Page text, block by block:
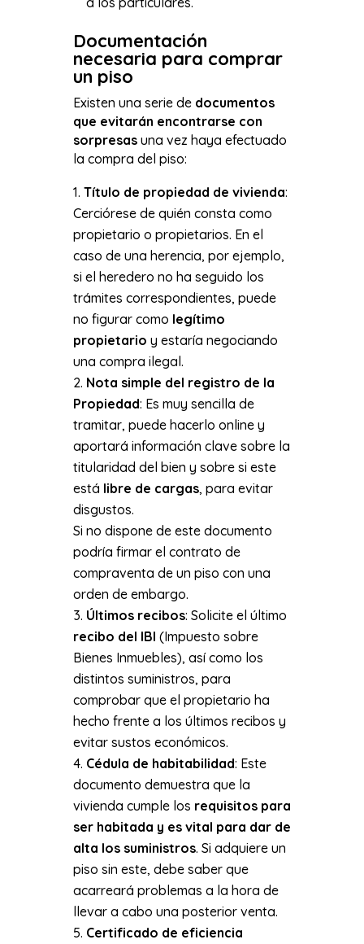
Documentación
necesaria para comprar
un piso
Existen una serie de documentos
que evitarán encontrarse con
sorpresasuna vez haya efectuado
la compra del piso:
Título de propiedad de vivienda:
Cerciórese de quién consta como
propietario o propietarios. En el
caso de una herencia, por ejemplo,
si el heredero no ha seguido los
trámites correspondientes, puede
no figurar como legítimo
propietario y estaría negociando
una compra ilegal.
Nota simple del registro de la
Propiedad: Es muy sencilla de
tramitar, puede hacerlo online y
aportará información clave sobre la
titularidad del bien y sobre si este
está libre de cargas, para evitar
disgustos.
Si no dispone de este documento
podría firmar el contrato de
compraventa de un piso con una
orden de embargo.
Últimos recibos: Solicite el último
recibo del IBI (Impuesto sobre
Bienes Inmuebles), así como los
distintos suministros, para
comprobar que el propietario ha
hecho frente a los últimos recibos y
evitar sustos económicos.
Cédula de habitabilidad: Este
documento demuestra que la
vivienda cumple los requisitos para
ser habitada y es vital para dar de
alta los suministros. Si adquiere un
piso sin este, debe saber que
acarreará problemas a la hora de
llevar a cabo una posterior venta.
Certificado de eficiencia